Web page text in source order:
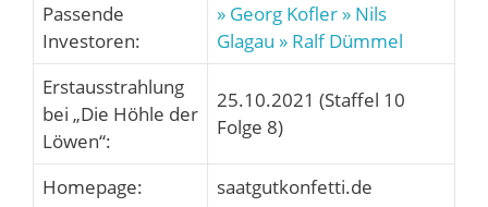
Passende
Investoren:
» Georg Kofler » Nils
Glagau » Ralf Dümmel
Erstausstrahlung
bei „Die Höhle der
Löwen“:
25.10.2021 (Staffel 10
Folge 8)
Homepage: saatgutkonfetti.de